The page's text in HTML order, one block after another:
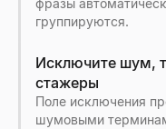
фразы
группируются.
Исключите шум,
стажеры
Поле исключения
шумовыми